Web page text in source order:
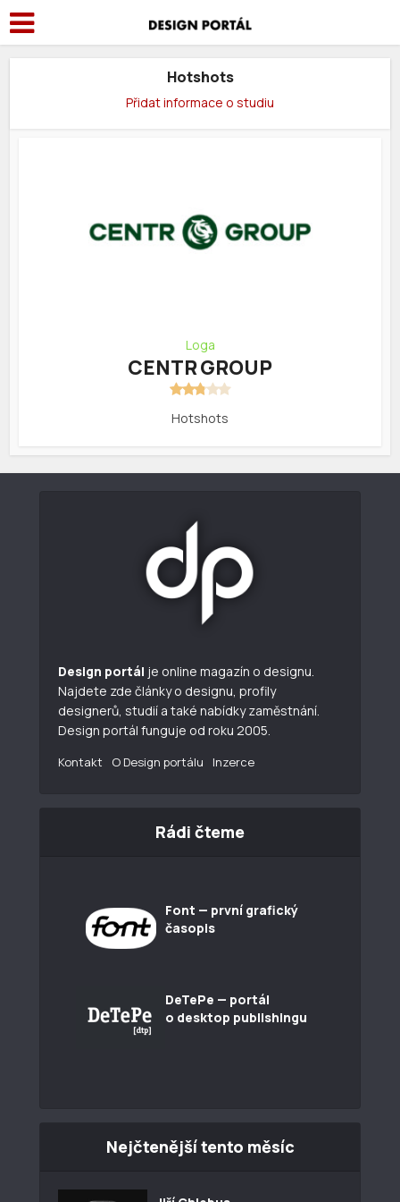
Hotshots
Přidat informace o studiu
Loga
CENTR GROUP
Hotshots
Design portál je online magazín o designu.
Najdete zde články o designu, profily
designerů, studií a také nabídky zaměstnání.
Design portál funguje od roku 2005.
Kontakt O Design portálu Inzerce
Rádi čteme
Font — první grafický
časopis
DeTePe — portál
o desktop publishingu
Nejčtenější tento měsíc